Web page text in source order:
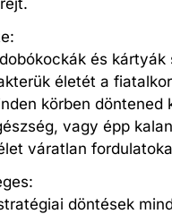
és kártyák
életét a
körben döntened
vagy épp
váratlan
döntések